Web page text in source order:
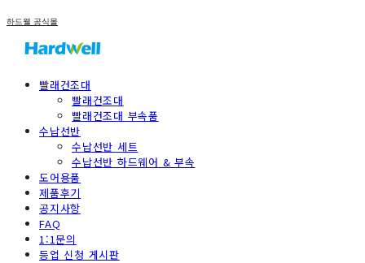
하드웰 공식몰
빨래건조대
빨래건조대
빨래건조대 부속품
수납선반
수납선반 세트
수납선반 하드웨어 & 부속
도어용품
제품후기
공지사항
FAQ
1:1문의
등업 신청 게시판